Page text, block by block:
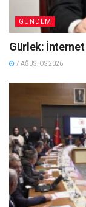
GÜNDEM
Gürlek: İnternet
7 AĞUSTOS 2026